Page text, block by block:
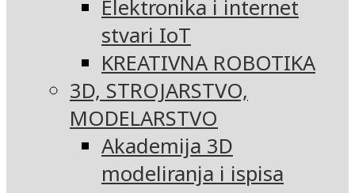
Elektronika i internet
stvari IoT
KREATIVNA ROBOTIKA
3D, STROJARSTVO,
MODELARSTVO
Akademija 3D
modeliranja i ispisa